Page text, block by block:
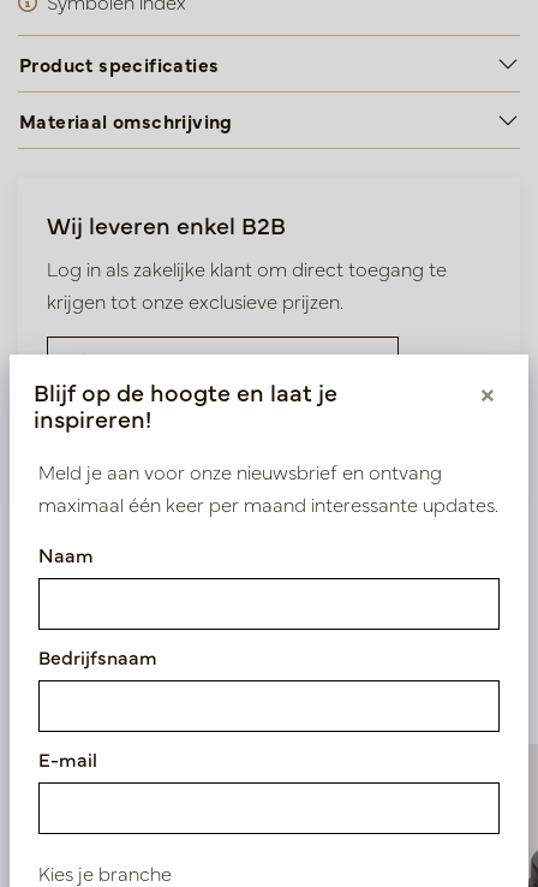
Product specificaties
Materiaal omschrijving
Wij leveren enkel B2B
Log in als zakelijke klant om direct toegang te
krijgen tot onze exclusieve prijzen.
Vergelijkbare
producten
Blijf op de hoogte en laat je
inspireren!
×
Meld je aan voor onze nieuwsbrief en ontvang
maximaal één keer per maand interessante updates.
Naam
Bedrijfsnaam
E-mail
Kies je branche